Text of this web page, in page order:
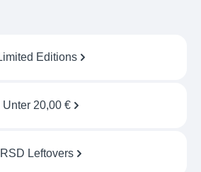
Editions
Unter 20,00 €
RSD Leftovers